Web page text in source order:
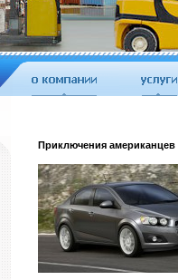
Приключения американцев